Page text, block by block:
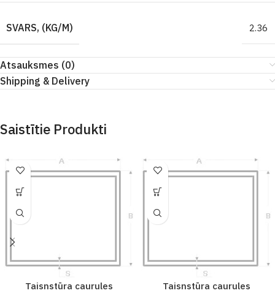
SVARS, (KG/M) 2.36
Atsauksmes (0)
Shipping & Delivery
Saistītie Produkti
Taisnstūra caurules Taisnstūra caurules